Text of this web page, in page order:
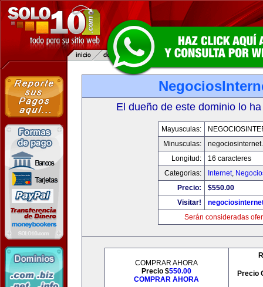
El dueño de este dominio lo
Mayusculas:
Minusculas:
Longitud:
16 caracteres
Categorias:
Internet,
Precio:
$550.00
Visitar!
Serán consideradas
COMPRAR AHORA
Precio $550.00
COMPRAR AHORA
Precio